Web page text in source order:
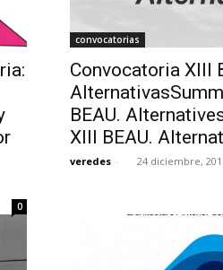
0
convocatorias
Convocatoria XIII
BEAU.
XIII BEAU.
veredes - 24 diciembre,